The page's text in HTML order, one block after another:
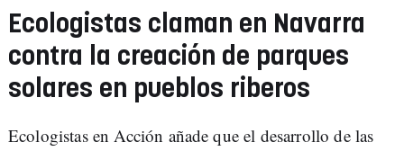
Ecologistas claman en Navarra
contra la creación de parques
solares en pueblos riberos
Ecologistas en Acción añade que el desarrollo de las